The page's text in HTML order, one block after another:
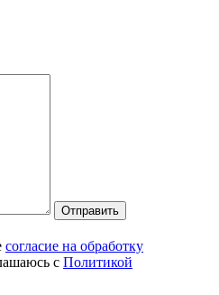
согласие на обработку
c Политикой